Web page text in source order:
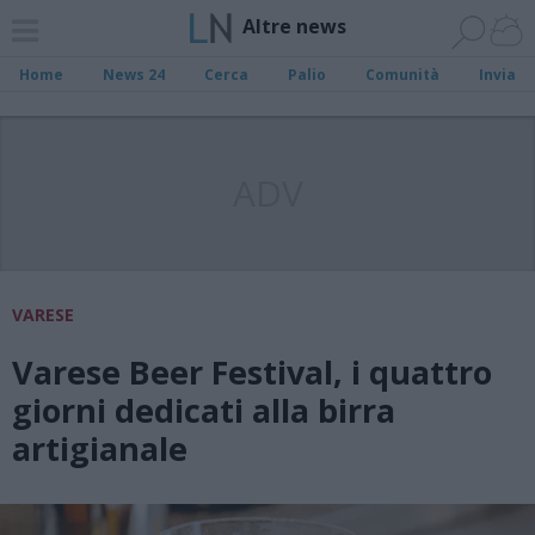
Altre news
Home News 24 Cerca Palio Comunità Invia
VARESE
Varese Beer Festival, i quattro
giorni dedicati alla birra
artigianale